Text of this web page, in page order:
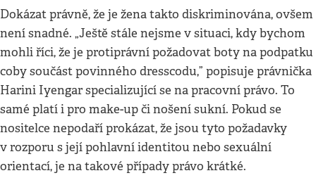
Dokázat právně, že je žena takto diskriminována, ovšem
není snadné. „Ještě stále nejsme v situaci, kdy bychom
mohli říci, že je protiprávní požadovat boty na podpatku
coby součást povinného dresscodu,” popisuje právnička
Harini Iyengar specializující se na pracovní právo. To
samé platí i pro make-up či nošení sukní. Pokud se
nositelce nepodaří prokázat, že jsou tyto požadavky
v rozporu s její pohlavní identitou nebo sexuální
orientací, je na takové případy právo krátké.